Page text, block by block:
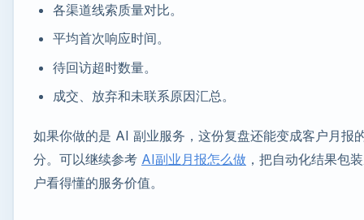
各渠道线索质量对比。
平均首次响应时间。
待回访超时数量。
成交、放弃和未联系原因汇总。
如果你做的是 AI 副业服务，这份复盘还能变成客户月报
分。可以继续参考 AI副业月报怎么做 ，把自动化结果包
户看得懂的服务价值。